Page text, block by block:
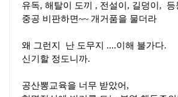
유독, 해탈이 도끼 , 전설이, 길덩이, 등
중공 비판하면~~ 개거품을 물더라
왜 그런지 난 도무지 ....이해 불가다.
신기할 정도니까.
공산뽕교육을 너무 받았어,